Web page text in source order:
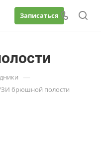
Записаться
—
брюшной полости